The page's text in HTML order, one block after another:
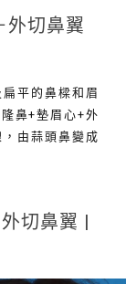
外切鼻翼
平的鼻樑和眉
鼻+墊眉心+外
由蒜頭鼻變成
切鼻翼 |